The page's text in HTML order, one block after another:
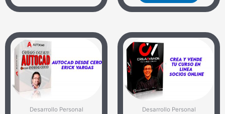
Desarrollo Personal Desarrollo Personal